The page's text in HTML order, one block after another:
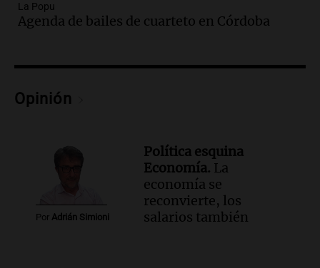
libros que se leen, se escuchan y se
sienten.
del costo del crimen organizado recae
Episodios
Audio.A los 58 años decidió empezar de
cero: creó un viñedo en la Patagonia y
exporta sus vinos al mundo
La Argentina Posible
La Popu
Agenda de bailes de cuarteto en Córdoba
Opinión
Por Adrián Simioni
Política esquina
Economía. La
economía se
reconvierte, los
salarios también